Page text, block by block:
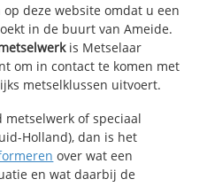
deze website omdat u een
in de buurt van Ameide.
is Metselaar
om in contact te komen met
metselklussen uitvoert.
of speciaal
Holland), dan is het
over wat een
en wat daarbij de